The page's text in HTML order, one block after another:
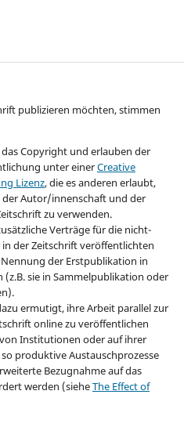
publizieren möchten, stimmen
Copyright und erlauben der
unter einerCreative
Lizenz, die es anderen erlaubt,
Autor/innenschaft und der
zu verwenden.
Verträge für die nicht-
der Zeitschrift veröffentlichten
der Erstpublikation in
(z.B. sie in Sammelpublikation oder
ermutigt, ihre Arbeit parallel zur
online zu veröffentlichen
Institutionen oder auf ihrer
produktive Austauschprozesse
Bezugnahme auf das
werden (sieheThe Effect of